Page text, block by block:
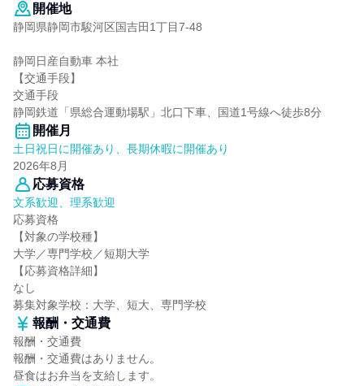
開催地
静岡県静岡市駿河区国吉田1丁目7-48
静岡日産自動車 本社
【交通手段】
交通手段
静岡鉄道「県総合運動場駅」北口下車、国道1号線へ徒歩8分
開催月
土日祝日に開催あり、長期休暇に開催あり
2026年8月
応募資格
文系歓迎、理系歓迎
応募資格
【対象の学校種】
大学／専門学校／短期大学
【応募資格詳細】
なし
募集対象学校：大学、短大、専門学校
報酬・交通費
報酬・交通費
報酬・交通費はありません。
昼食はお弁当を支給します。